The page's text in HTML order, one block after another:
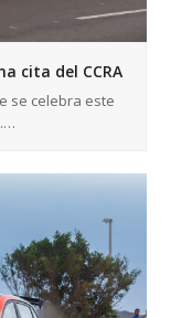
cita del CCRA
se celebra este